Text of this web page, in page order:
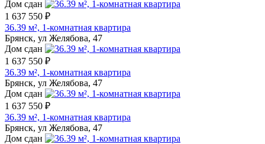
Дом сдан
1 637 550 ₽
36.39 м², 1-комнатная квартира
Брянск, ул Желябова, 47
Дом сдан
1 637 550 ₽
36.39 м², 1-комнатная квартира
Брянск, ул Желябова, 47
Дом сдан
1 637 550 ₽
36.39 м², 1-комнатная квартира
Брянск, ул Желябова, 47
Дом сдан